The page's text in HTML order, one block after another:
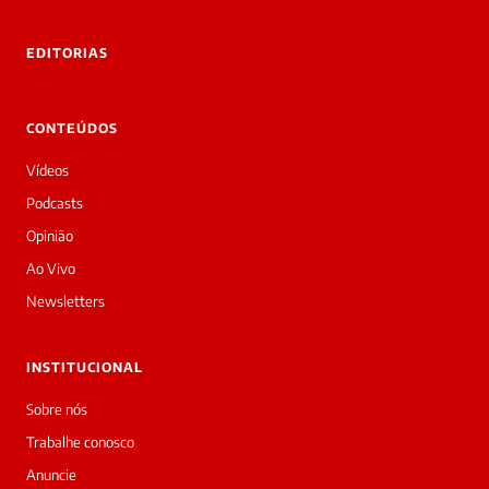
Bom
dia!
Sou
a
daqui
do
Prime.
Marcos
Eduardo
Carvalho
acabou
de
EDITORIAS
CONTEÚDOS
Vídeos
Podcasts
Opinião
Ao Vivo
Newsletters
INSTITUCIONAL
Sobre nós
Trabalhe conosco
Anuncie